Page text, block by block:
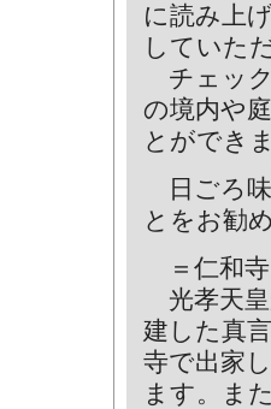
に読み上
していた
チェック
の境内や
とができ
日ごろ
とをお勧
＝仁和寺
光孝天皇
建した真
寺で出家
ます。ま